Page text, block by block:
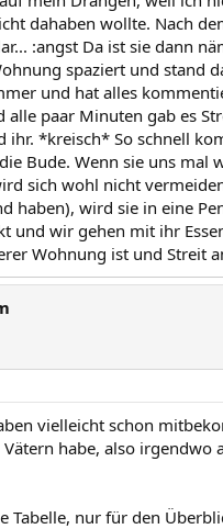
dahaben wollte. Nach
:angst Da ist sie dann
spaziert und stand
und hat alles
alle paar Minuten gab es
ihr. *kreisch* So schnell
Bude. Wenn sie uns mal
sich wohl nicht
haben), wird sie in eine
und wir gehen mit ihr
Wohnung ist und Streit
vielleicht schon
habe, also irgendwo
Tabelle, nur für den